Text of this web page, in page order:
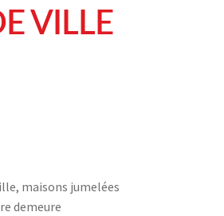
VILLE
maisons jumelées
demeure